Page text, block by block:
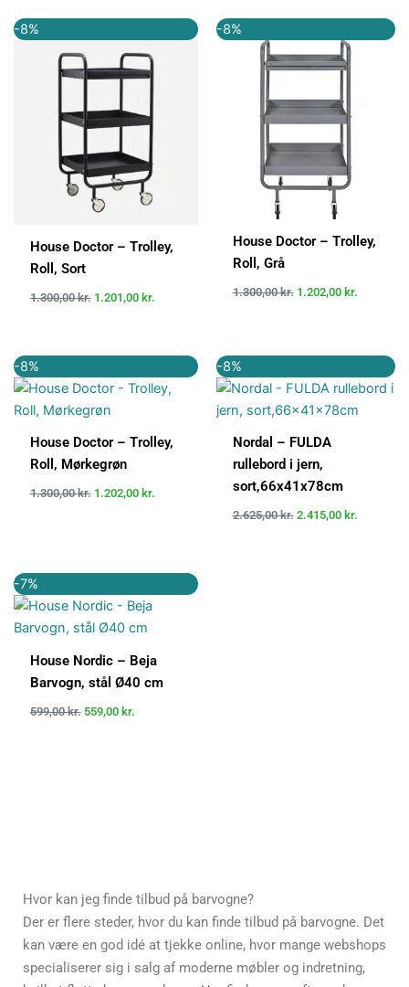
-8%
House Doctor – Trolley,
Roll, Sort
1.300,00kr.
oprindelige
var:
1.300,00 kr..
1.201,00 kr.
aktuelle
-8%
House Doctor – Trolley,
Roll, Grå
1.300,00kr.
oprindelige
pris
var:
1.300,00 kr..
1.202,00 kr.
aktuelle
-8%
House Doctor – Trolley,
Roll, Mørkegrøn
1.300,00kr.
oprindelige
pris
var:
1.202,00 kr.
aktuelle
pris
-8%
Nordal – FULDA
rullebord i jern,
sort,66x41x78cm
2.625,00kr.
oprindelige
pris
var:
2.415,00 kr.
aktuelle
pris
er:
-7%
House Nordic – Beja
Barvogn, stål Ø40 cm
599,00kr.
oprindelige
pris
var:
559,00 kr.
aktuelle
pris
er:
Hvor kan jeg finde tilbud på barvogne?
Der er flere steder, hvor du kan finde tilbud på barvogne. Det
kan være en god idé at tjekke online, hvor mange webshops
specialiserer sig i salg af moderne møbler og indretning,